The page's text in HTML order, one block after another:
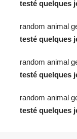
testé quelques
random animal
testé quelques
random animal
testé quelques
random animal
testé quelques